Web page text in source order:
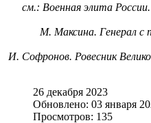
см.: Военная элита
М. Максина. Генерал с
И. Софронов. Ровесник
26 декабря 2023
Обновлено: 03 января
Просмотров: 135